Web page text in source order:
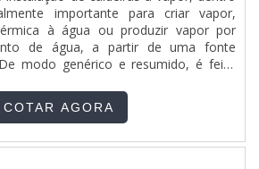
elétricos. É possível encontrar itens
de ponta como montagem de
controle do sistema elétrico..
importante para criar vapor,
à água ou produzir vapor por
de água, a partir de uma fonte
modo genérico e resumido, é feito
lista abaixo os detalhes sobre o
combustível é baixo;Funcionamento
conseguinte, tem como
COTAR AGORA